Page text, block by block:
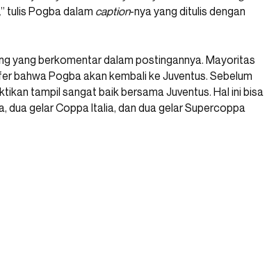
” tulis Pogba dalam caption-nya yang ditulis dengan
yang berkomentar dalam postingannya. Mayoritas
bahwa Pogba akan kembali ke Juventus. Sebelum
tampil sangat baik bersama Juventus. Hal ini bisa
dua gelar Coppa Italia, dan dua gelar Supercoppa